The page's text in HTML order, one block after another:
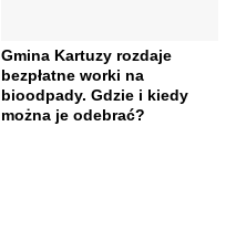
Gmina Kartuzy rozdaje
bezpłatne worki na
bioodpady. Gdzie i kiedy
można je odebrać?